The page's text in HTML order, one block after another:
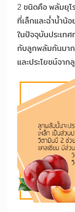
2 ชนิดคือ พลัมยุ
ที่เล็กและฉ่ำน้ำน้
ในปัจจุบันประเท
กับลูกพลัมกันมาก
และประโยชน์จา